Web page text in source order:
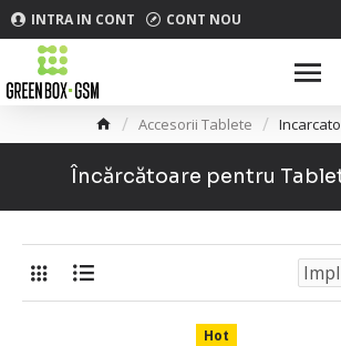
INTRA IN CONT CONT NOU
Accesorii Tablete
Încărcătoare pentru
Hot